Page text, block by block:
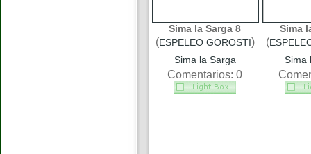
Sima la Sarga 8
(ESPELEO GOROSTI)
Sima la Sarga
Comentarios: 0
Sima
(
Sima